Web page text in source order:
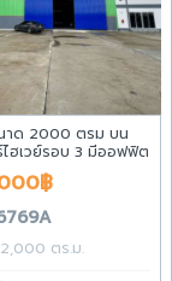
าด 2000 ตรม บน
ฮเวย์รอบ 3 มีออฟฟิต
บ้านพักคนงาน ครบ
ว
฿
ตร.ม.